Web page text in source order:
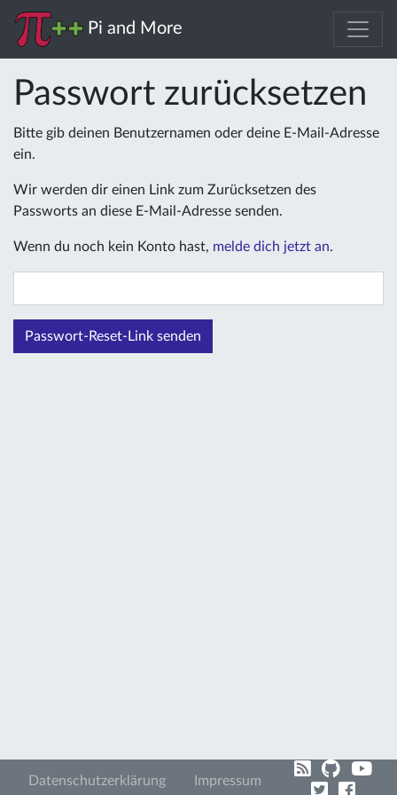
Pi and More
Passwort zurücksetzen
Bitte gib deinen Benutzernamen oder deine E-Mail-Adresse
ein.
Wir werden dir einen Link zum Zurücksetzen des
Passworts an diese E-Mail-Adresse senden.
Wenn du noch kein Konto hast, melde dich jetzt an.
Datenschutzerklärung Impressum